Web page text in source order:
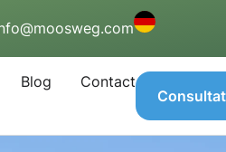
Blog
Contact